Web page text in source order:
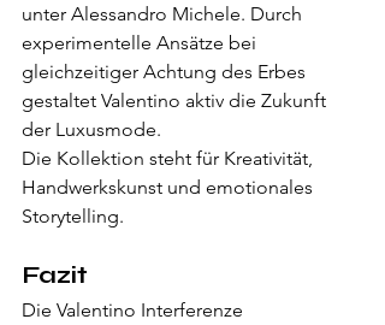
unter Alessandro Michele. Durch
experimentelle Ansätze bei
gleichzeitiger Achtung des Erbes
gestaltet Valentino aktiv die Zukunft
der Luxusmode.
Die Kollektion steht für Kreativität,
Handwerkskunst und emotionales
Storytelling.
Fazit
Die Valentino Interferenze